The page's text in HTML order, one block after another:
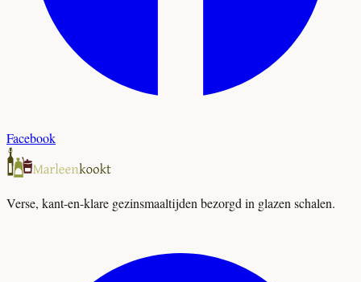
Facebook
Verse, kant-en-klare gezinsmaaltijden bezorgd in glazen schalen.